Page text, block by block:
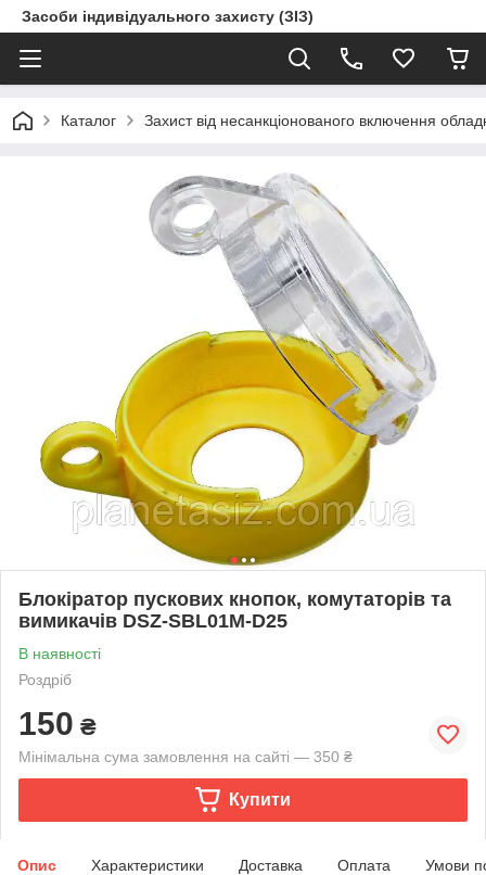
Засоби індивідуального захисту (ЗІЗ)
Каталог Захист від несанкціонованого включення
Блокіратор пускових кнопок, комутаторів та
вимикачів DSZ-SBL01M-D25
В наявності
Роздріб
150 ₴
Мінімальна сума замовлення на сайті — 350 ₴
Купити
Опис Характеристики Доставка Оплата Умови